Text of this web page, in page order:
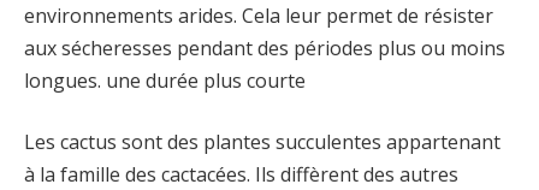
environnements arides. Cela leur permet de résister
aux sécheresses pendant des périodes plus ou moins
longues. une durée plus courte
Les cactus sont des plantes succulentes appartenant
à la famille des cactacées. Ils diffèrent des autres